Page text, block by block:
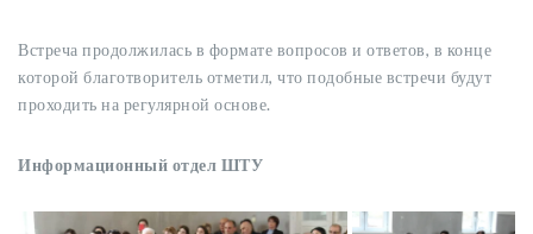
Встреча продолжилась в формате вопросов и ответов, в конце
которой благотворитель отметил, что подобные встречи будут
проходить на регулярной основе.
Информационный отдел ШТУ